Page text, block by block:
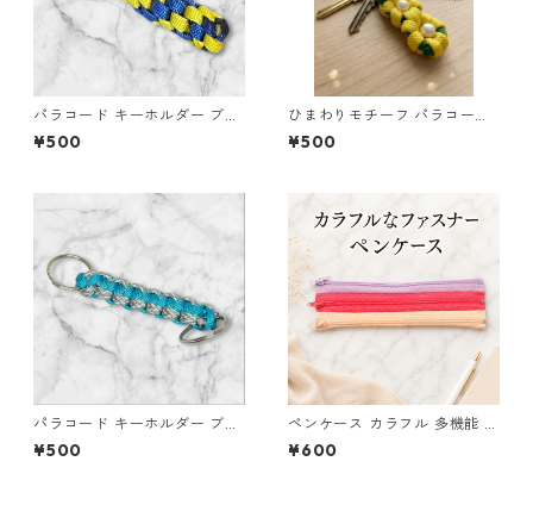
パラコード キーホルダー ブル
ー イエロー 編み込み s32
¥500
ひまわりモチーフ パラコード
キーホルダー s44 アウトドア
¥500
パラコード キーホルダー ブル
ー グレー ホワイト 編み込み s
36 アウトドア
¥500
ペンケース カラフル 多機能 筆
箱 ファスナー6本 s9
¥600